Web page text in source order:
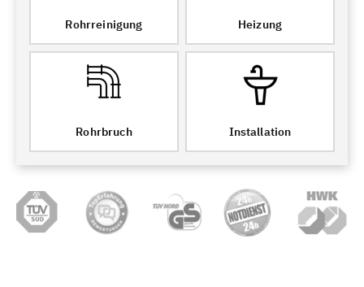
Rohrreinigung Heizung
Rohrbruch Installation